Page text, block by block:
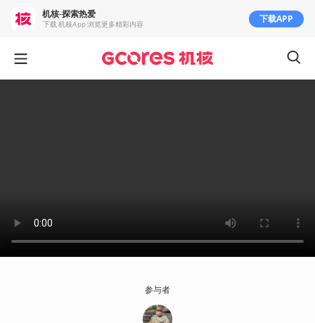
参与者
机核-探索热爱
下载 机核App 浏览更多精彩内容 下载APP